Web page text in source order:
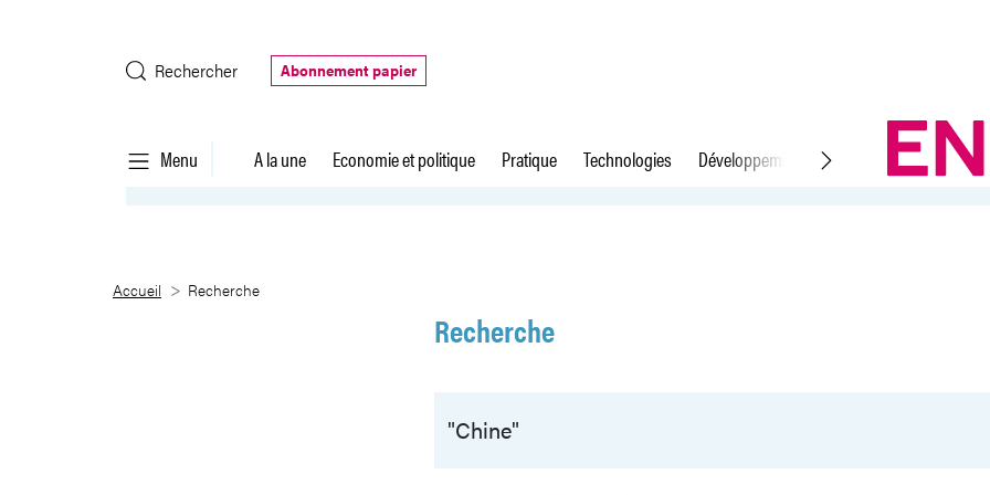
Rechercher
Abonnement papier
Menu A la une Economie et politique Pratique Technologies Développement durable Droit du travail
Recherche
Accueil Recherche
Recherche